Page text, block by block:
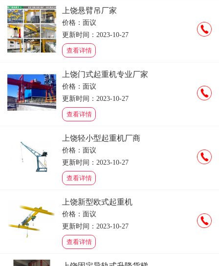
上饶悬臂吊厂家
价格：面议
更新时间：2023-10-27
查看详情
上饶门式起重机专业厂家
价格：面议
更新时间：2023-10-27
查看详情
上饶轻小型起重机厂商
价格：面议
更新时间：2023-10-27
查看详情
上饶新型欧式起重机
价格：面议
更新时间：2023-10-27
查看详情